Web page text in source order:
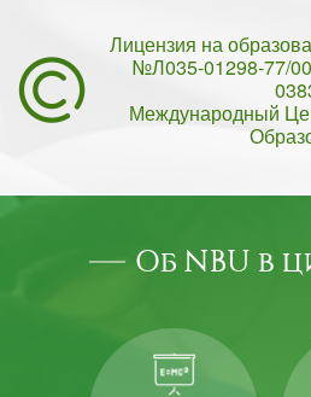
Лицензия на
№Л035-01298-77/
Международный
Об NBU в